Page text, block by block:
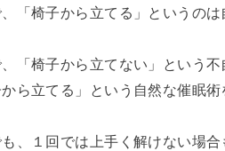
「椅子から立てる」というのは
「椅子から立てない」という不
から立てる」という自然な催眠
、１回では上手く解けない場合